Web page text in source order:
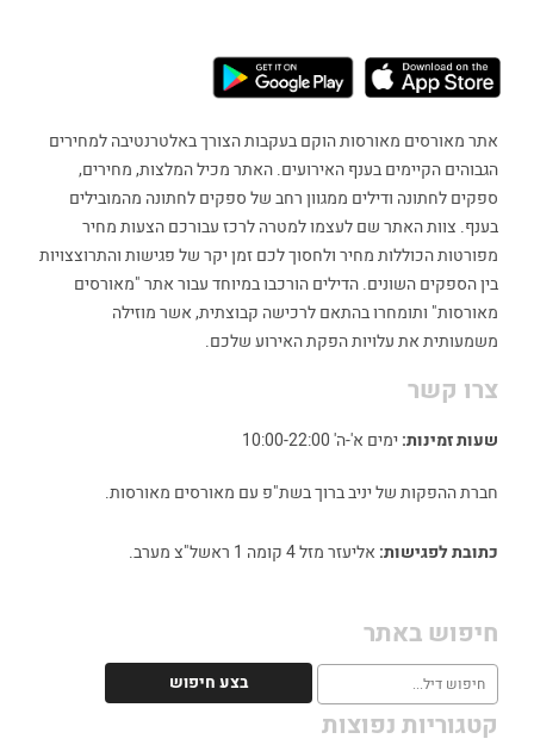
אתר מאורסים מאורסות הוקם בעקבות הצורך באלטרנטיבה למחירים
הגבוהים הקיימים בענף האירועים. האתר מכיל המלצות, מחירים,
ספקים לחתונה ודילים ממגוון רחב של ספקים לחתונה מהמובילים
בענף. צוות האתר שם לעצמו למטרה לרכז עבורכם הצעות מחיר
מפורטות הכוללות מחיר ולחסוך לכם זמן יקר של פגישות והתרוצצויות
בין הספקים השונים. הדילים הורכבו במיוחד עבור אתר "מאורסים
מאורסות" ותומחרו בהתאם לרכישה קבוצתית, אשר מוזילה
משמעותית את עלויות הפקת האירוע שלכם.
צרו קשר
שעות זמינות: ימים א'-ה' 10:00-22:00
חברת ההפקות של יניב ברוך בשת"פ עם מאורסים מאורסות.
כתובת לפגישות: אליעזר מזל 4 קומה 1 ראשל"צ מערב.
חיפוש באתר
קטגוריות נפוצות